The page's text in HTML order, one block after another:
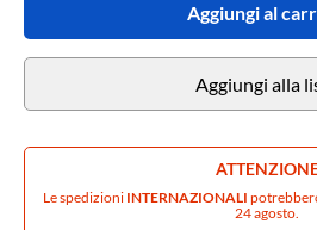
Aggiungi al
Aggiungi alla
Le spedizioni INTERNAZIONALI
24 agosto.